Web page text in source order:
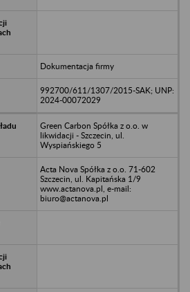
Dokumentacja firmy
992700/611/1307/2015-SAK; UNP:
2024-00072029
Green Carbon Spółka z o.o. w
likwidacji - Szczecin, ul.
Wyspiańskiego 5
Acta Nova Spółka z o.o. 71-602
Szczecin, ul. Kapitańska 1/9
www.actanova.pl, e-mail:
biuro@actanova.pl